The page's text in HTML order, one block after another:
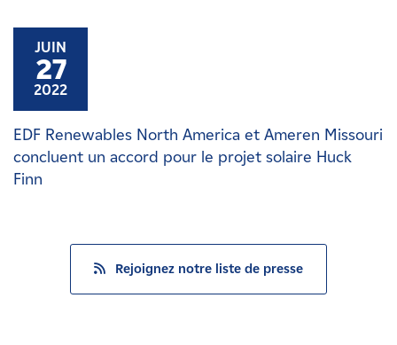
JUIN
27
2022
EDF Renewables North America et Ameren Missouri
concluent un accord pour le projet solaire Huck
Finn
Rejoignez notre liste de presse